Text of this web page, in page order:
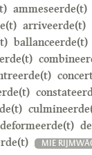
ammeseerde(t)
arriveerde(t)
ballanceerde(t)
deformeerde(t)
MIE